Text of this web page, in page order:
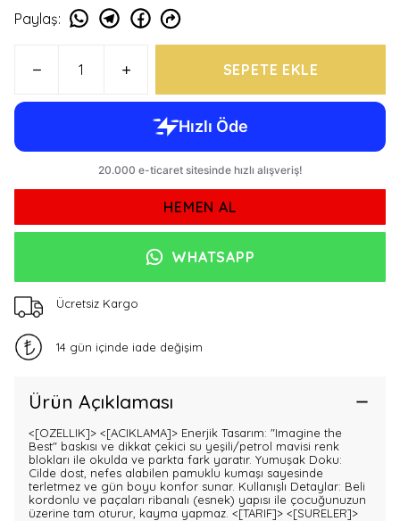
Paylaş:
SEPETE EKLE
HEMEN AL
WHATSAPP
Ücretsiz Kargo
14 gün içinde iade değişim
Ürün Açıklaması
<[OZELLIK]> <[ACIKLAMA]> Enerjik Tasarım: "Imagine the
Best" baskısı ve dikkat çekici su yeşili/petrol mavisi renk
blokları ile okulda ve parkta fark yaratır. Yumuşak Doku:
Cilde dost, nefes alabilen pamuklu kumaşı sayesinde
terletmez ve gün boyu konfor sunar. Kullanışlı Detaylar: Beli
kordonlu ve paçaları ribanalı (esnek) yapısı ile çocuğunuzun
üzerine tam oturur, kayma yapmaz. <[TARIF]> <[SURELER]>